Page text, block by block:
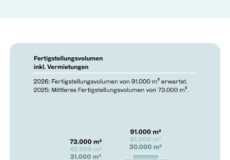
Vielen Dank
wird sich in Kürze bei Ihnen melden.